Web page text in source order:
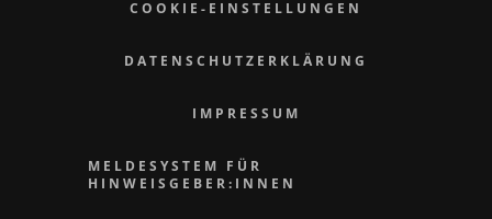
COOKIE-EINSTELLUNGEN
DATENSCHUTZERKLÄRUNG
IMPRESSUM
MELDESYSTEM FÜR
HINWEISGEBER:INNEN